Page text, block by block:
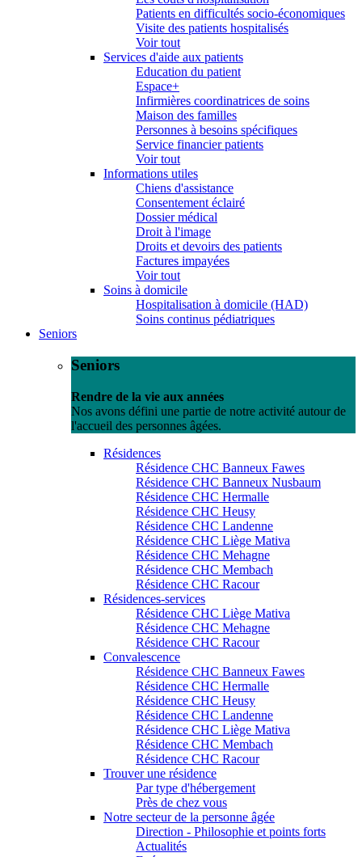
Patients en difficultés socio-économiques
Visite des patients hospitalisés
Voir tout
Services d'aide aux patients
Education du patient
Espace+
Infirmières coordinatrices de soins
Maison des familles
Personnes à besoins spécifiques
Service financier patients
Voir tout
Informations utiles
Chiens d'assistance
Consentement éclairé
Dossier médical
Droit à l'image
Droits et devoirs des patients
Factures impayées
Voir tout
Soins à domicile
Hospitalisation à domicile (HAD)
Soins continus pédiatriques
Seniors
Seniors
Rendre de la vie aux années
Nos avons défini une partie de notre activité autour de
l'accueil des personnes âgées.
Résidences
Résidence CHC Banneux Fawes
Résidence CHC Banneux Nusbaum
Résidence CHC Hermalle
Résidence CHC Heusy
Résidence CHC Landenne
Résidence CHC Liège Mativa
Résidence CHC Mehagne
Résidence CHC Membach
Résidence CHC Racour
Résidences-services
Résidence CHC Liège Mativa
Résidence CHC Mehagne
Résidence CHC Racour
Convalescence
Résidence CHC Banneux Fawes
Résidence CHC Hermalle
Résidence CHC Heusy
Résidence CHC Landenne
Résidence CHC Liège Mativa
Résidence CHC Membach
Résidence CHC Racour
Trouver une résidence
Par type d'hébergement
Près de chez vous
Notre secteur de la personne âgée
Direction - Philosophie et points forts
Actualités